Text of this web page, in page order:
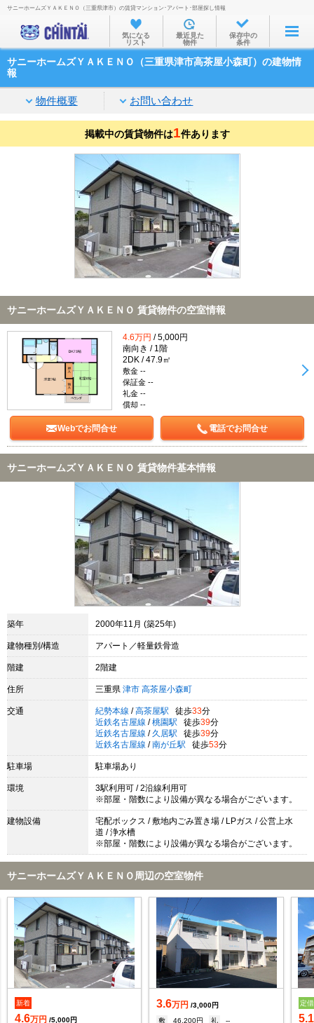
お部屋を探す
沿線・駅から
家賃相場から
通勤通学時間から
物件特集から
不動産会社から
TOP
サニーホームズＹＡＫＥＮＯ（三重県津市）の賃貸マンション･アパート･部屋探し情報
気になる
リスト
最近見た
物件
保存中の
条件
サニーホームズＹＡＫＥＮＯ（三重県津市高茶屋小森町）の建物情
報
物件概要 お問い合わせ
掲載中の賃貸物件は1件あります
サニーホームズＹＡＫＥＮＯ 賃貸物件の空室情報
4.6万円 / 5,000円
南向き / 1階
2DK / 47.9㎡
敷金 --
保証金 --
礼金 --
償却 --
Webでお問合せ 電話でお問合せ
サニーホームズＹＡＫＥＮＯ 賃貸物件基本情報
築年 2000年11月 (築25年)
建物種別/構造 アパート／軽量鉄骨造
階建 2階建
住所 三重県 津市 高茶屋小森町
交通 紀勢本線 / 高茶屋駅 徒歩33分
近鉄名古屋線 / 桃園駅 徒歩39分
近鉄名古屋線 / 久居駅 徒歩39分
近鉄名古屋線 / 南が丘駅 徒歩53分
駐車場 駐車場あり
環境
3駅利用可 / 2沿線利用可
※部屋・階数により設備が異なる場合がございます。
建物設備
宅配ボックス / 敷地内ごみ置き場 / LPガス / 公営上水
道 / 浄水槽
※部屋・階数により設備が異なる場合がございます。
サニーホームズＹＡＫＥＮＯ周辺の空室物件
新着
4.6万円 /5,000円
3.6万円 /3,000円
敷
46,200円 礼
--
定借
5.1